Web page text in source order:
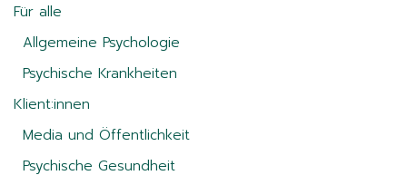
Für alle
Allgemeine Psychologie
Psychische Krankheiten
Klient:innen
Media und Öffentlichkeit
Psychische Gesundheit